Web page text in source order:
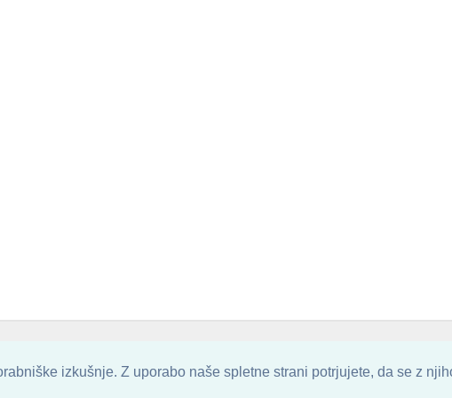
izkušnje. Z uporabo naše spletne strani potrjujete, da se z
SKINBASE. ALL ARTWORK ARE UPLOADED AND COPYRIGHTED TO ITS AUTHOR.